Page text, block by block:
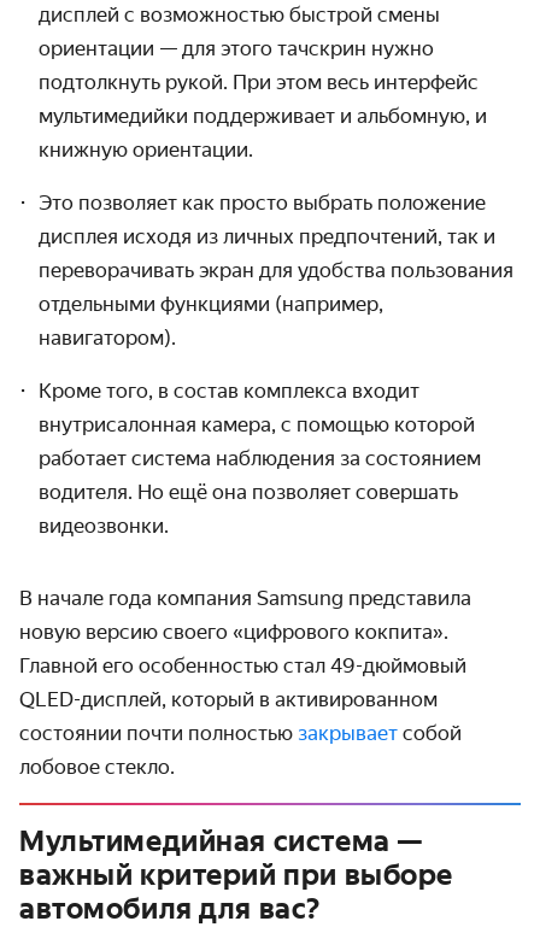
дисплей с возможностью быстрой смены
ориентации — для этого тачскрин нужно
подтолкнуть рукой. При этом весь интерфейс
мультимедийки поддерживает и альбомную, и
книжную ориентации.
Это позволяет как просто выбрать положение
дисплея исходя из личных предпочтений, так и
переворачивать экран для удобства пользования
отдельными функциями (например,
навигатором).
Кроме того, в состав комплекса входит
внутрисалонная камера, с помощью которой
работает система наблюдения за состоянием
водителя. Но ещё она позволяет совершать
видеозвонки.
В начале года компания Samsung представила
новую версию своего «цифрового кокпита».
Главной его особенностью стал 49-дюймовый
QLED-дисплей, который в активированном
состоянии почти полностью закрывает собой
лобовое стекло.
Мультимедийная система —
важный критерий при выборе
автомобиля для вас?